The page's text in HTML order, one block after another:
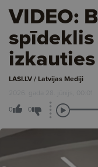
VIDEO:
LASI.LV / Latvijas Mediji
2026. gada 28. jūnijs, 00:01
0 0